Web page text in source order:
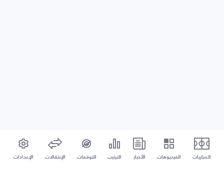
المباريات الفيديوهات الأخبار الترتيب التوقعات الإنتقالات الإعدادات